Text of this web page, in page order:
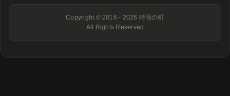
Copyright © 2016 - 2026 時雨の町
All Rights Reserved